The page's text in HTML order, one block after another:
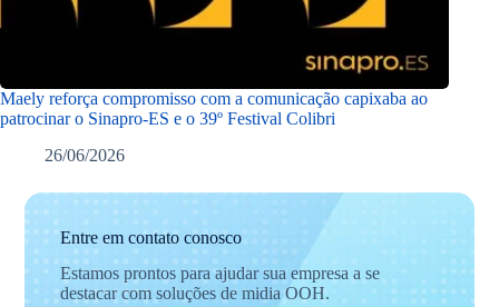
Maely reforça compromisso com a comunicação capixaba ao
patrocinar o Sinapro-ES e o 39º Festival Colibri
26/06/2026
Entre em contato conosco
Estamos prontos para ajudar sua empresa a se
destacar com soluções de midia OOH.